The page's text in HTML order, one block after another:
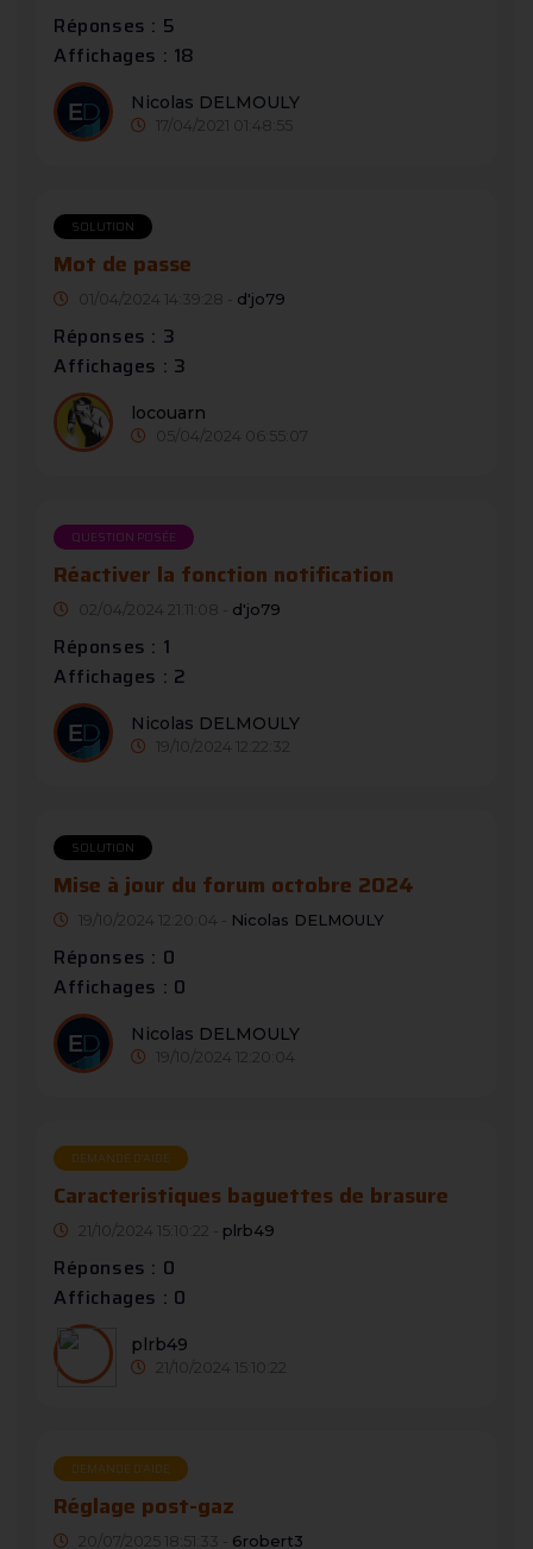
Réponses : 5
Affichages : 18
Nicolas DELMOULY
17/04/2021 01:48:55
SOLUTION
Mot de passe
01/04/2024 14:39:28 - d'jo79
Réponses : 3
Affichages : 3
locouarn
05/04/2024 06:55:07
QUESTION POSÉE
Réactiver la fonction notification
02/04/2024 21:11:08 - d'jo79
Réponses : 1
Affichages : 2
Nicolas DELMOULY
19/10/2024 12:22:32
SOLUTION
Mise à jour du forum octobre 2024
19/10/2024 12:20:04 - Nicolas DELMOULY
Réponses : 0
Affichages : 0
Nicolas DELMOULY
19/10/2024 12:20:04
DEMANDE D’AIDE
Caracteristiques baguettes de brasure
21/10/2024 15:10:22 - plrb49
Réponses : 0
Affichages : 0
plrb49
21/10/2024 15:10:22
DEMANDE D’AIDE
Réglage post-gaz
20/07/2025 18:51:33 - 6robert3